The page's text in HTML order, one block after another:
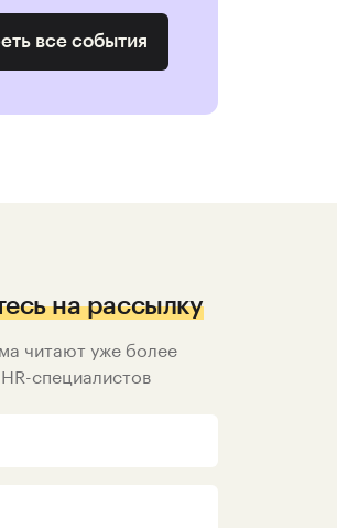
все события
на рассылку
читают уже более
HR-специалистов